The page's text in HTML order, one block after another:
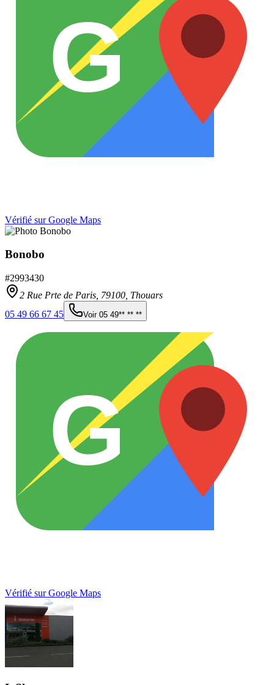
G
Vérifié sur Google Maps
Bonobo
#2993430
2 Rue Prte de Paris, 79100 Thouars
05 49 66 67 45
Voir 05 49** ** **
G
Vérifié sur Google Maps